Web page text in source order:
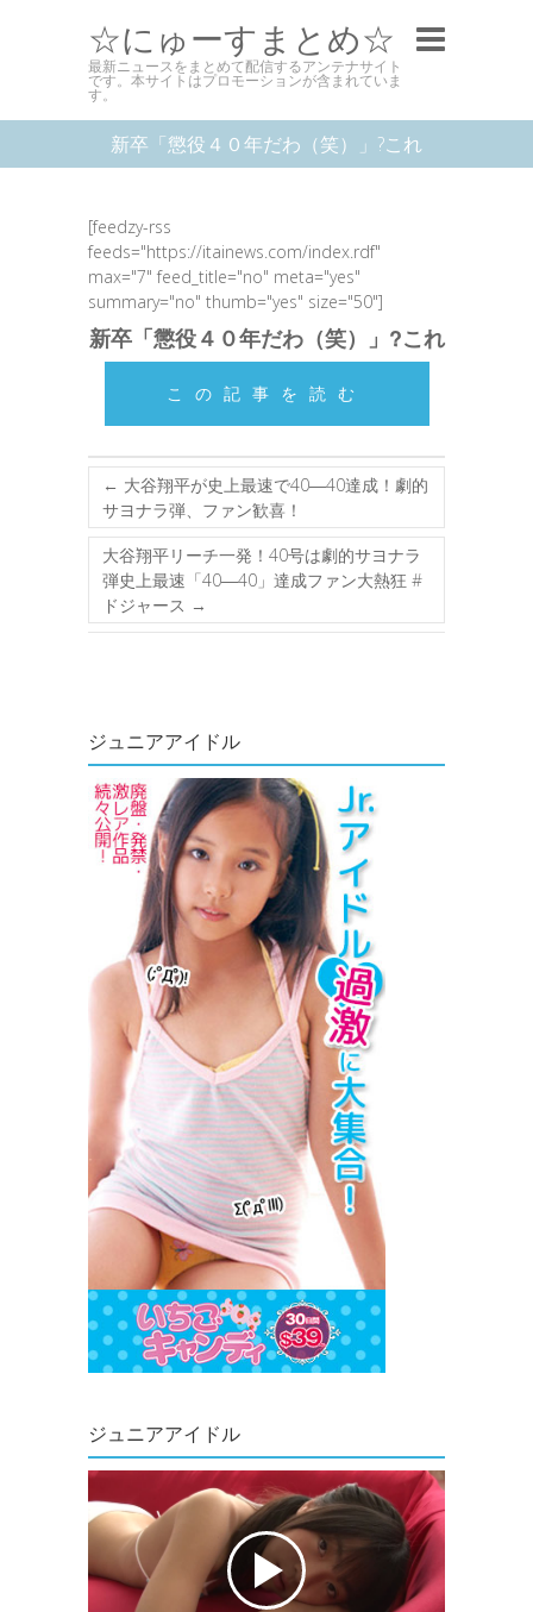
☆にゅーすまとめ☆
最新ニュースをまとめて配信するアンテナサイト
です。本サイトはプロモーションが含まれていま
す。
新卒「懲役４０年だわ（笑）」?これ
[feedzy-rss
feeds="https://itainews.com/index.rdf"
max="7" feed_title="no" meta="yes"
summary="no" thumb="yes" size="50"]
新卒「懲役４０年だわ（笑）」?これ
この記事を読む
← 大谷翔平が史上最速で40―40達成！劇的
サヨナラ弾、ファン歓喜！
大谷翔平リーチ一発！40号は劇的サヨナラ
弾史上最速「40―40」達成ファン大熱狂 #
ドジャース →
ジュニアアイドル
ジュニアアイドル